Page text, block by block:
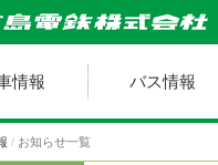
情報 バス情報
お知らせ一覧